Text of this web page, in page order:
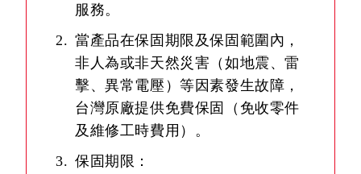
服務。
當產品在保固期限及保固範圍內，
非人為或非天然災害（如地震、雷
擊、異常電壓）等因素發生故障，
台灣原廠提供免費保固（免收零件
及維修工時費用）。
保固期限：